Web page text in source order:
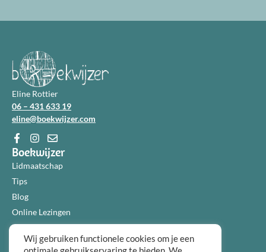
Eline Rottier
06 – 431 633 19
eline@boekwijzer.com
Boekwijzer
Lidmaatschap
Tips
Blog
Online Lezingen
Diensten
Over ons
Wij gebruiken functionele cookies om je een